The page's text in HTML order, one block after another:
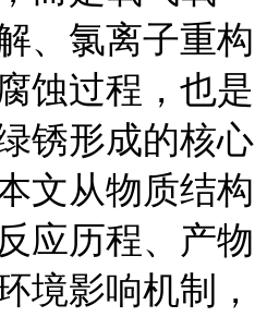
、氯离子重构
蚀过程，也是
锈形成的核心
文从物质结构
应历程、产物
境影响机制，